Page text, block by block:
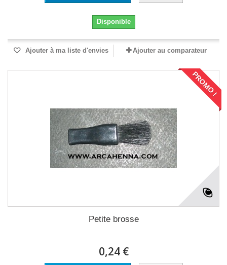
Disponible
Ajouter à ma liste d'envies Ajouter au comparateur
PROMO !
Petite brosse
0,24 €